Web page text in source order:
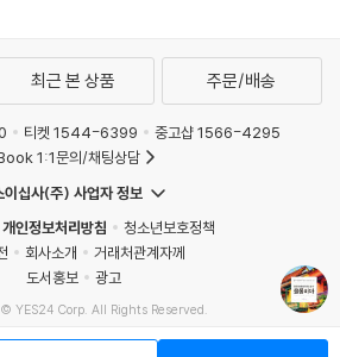
최근 본 상품 주문/배송
티켓 1544-6399
중고샵 1566-4295
1:1문의/채팅상담
이십사(주) 사업자 정보
개인정보처리방침
청소년보호정책
회사소개
거래처관계자께
도서홍보
광고
YES24 Corp. All Rights Reserved.